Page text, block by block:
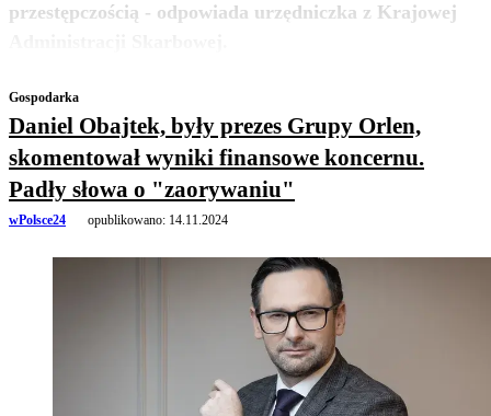
przestępczością - odpowiada urzędniczka z Krajowej
zobacz więcej
Gospodarka
Daniel Obajtek, były prezes Grupy Orlen,
skomentował wyniki finansowe koncernu.
Padły słowa o "zaorywaniu"
wPolsce24 opublikowano: 14.11.2024